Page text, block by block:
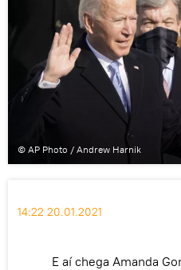
© AP Photo / Andrew Harnik
14:22 20.01.2021
E aí chega Amanda